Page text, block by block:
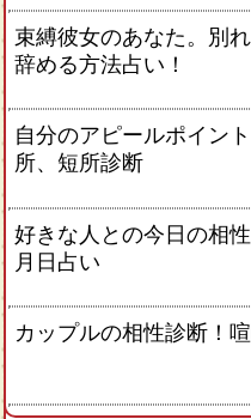
束縛彼女のあなた。別
辞める方法占い！
自分のアピールポイン
所、短所診断
好きな人との今日の相
月日占い
カップルの相性診断！